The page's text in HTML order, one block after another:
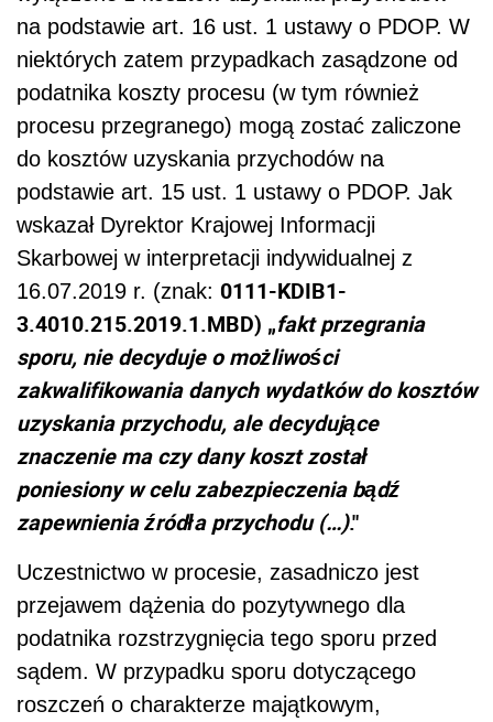
na podstawie art. 16 ust. 1 ustawy o PDOP. W
niektórych zatem przypadkach zasądzone od
podatnika koszty procesu (w tym również
procesu przegranego) mogą zostać zaliczone
do kosztów uzyskania przychodów na
podstawie art. 15 ust. 1 ustawy o PDOP. Jak
wskazał Dyrektor Krajowej Informacji
Skarbowej w interpretacji indywidualnej z
16.07.2019 r. (znak: 0111-KDIB1-
3.4010.215.2019.1.MBD) „fakt przegrania
sporu, nie decyduje o możliwości
zakwalifikowania danych wydatków do kosztów
uzyskania przychodu, ale decydujące
znaczenie ma czy dany koszt został
poniesiony w celu zabezpieczenia bądź
zapewnienia źródła przychodu (…)."
Uczestnictwo w procesie, zasadniczo jest
przejawem dążenia do pozytywnego dla
podatnika rozstrzygnięcia tego sporu przed
sądem. W przypadku sporu dotyczącego
roszczeń o charakterze majątkowym,